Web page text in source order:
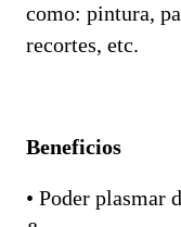
como: pintura,
recortes, etc.
Beneficios
• Poder plasmar